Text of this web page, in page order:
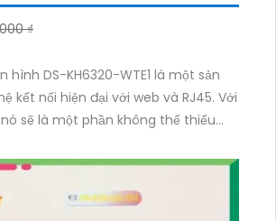
₫
hình DS-KH6320-WTE1 là một sản
kết nối hiện đại với web và RJ45. Với
sẽ là một phần không thể thiếu
truy cập và kiểm soát từ xa
internet. RJ45 được tích hợp vào
dễ dàng kết nối với mạng